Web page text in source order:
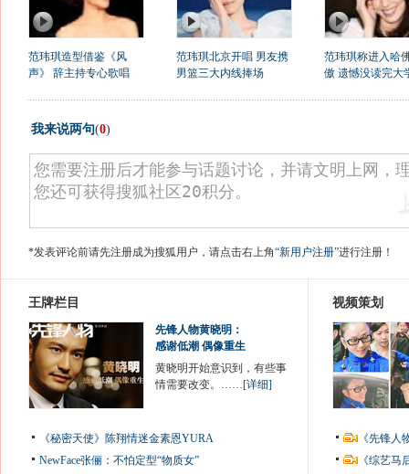
范玮琪造型借鉴《风
声》 辞主持专心歌唱
范玮琪北京开唱 男友携
男篮三大内线捧场
范玮琪称进入哈
傲 遗憾没读完大
我来说两句(0)
*发表评论前请先注册成为搜狐用户，请点击右上角“新用户注册”进行注册！
王牌栏目
先锋人物黄晓明：
感谢低潮 偶像重生
黄晓明开始意识到，有些事
情需要改变。……[详细]
《秘密天使》陈翔情迷金素恩YURA
NewFace张俪：不怕定型“物质女”
视频策划
《先锋
《综艺